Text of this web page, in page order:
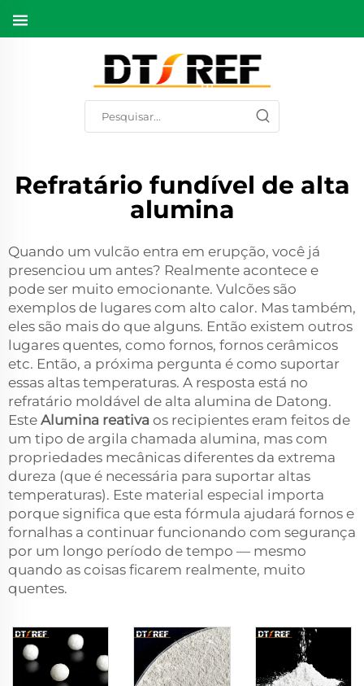
Refratário fundível de alta
alumina
Quando um vulcão entra em erupção, você já
presenciou um antes? Realmente acontece e
pode ser muito emocionante. Vulcões são
exemplos de lugares com alto calor. Mas também,
eles são mais do que alguns. Então existem outros
lugares quentes, como fornos, fornos cerâmicos
etc. Então, a próxima pergunta é como suportar
essas altas temperaturas. A resposta está no
refratário moldável de alta alumina de Datong.
Este Alumina reativa os recipientes eram feitos de
um tipo de argila chamada alumina, mas com
propriedades mecânicas diferentes da extrema
dureza (que é necessária para suportar altas
temperaturas). Este material especial importa
porque significa que esta fórmula ajudará fornos e
fornalhas a continuar funcionando com segurança
por um longo período de tempo — mesmo
quando as coisas ficarem realmente, muito
quentes.